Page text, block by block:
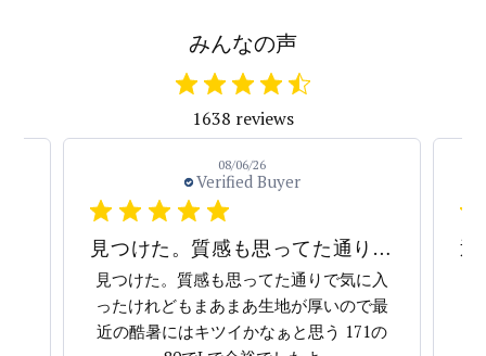
みんなの声
1638 reviews
Verified Buyer
08/06/26
迅速な発送、丁寧な梱包で好感を持ちました。 機会があれば別の商品も購入したいと思っています。
迅速な発送、丁寧な梱包で好感を持ちま
した。 機会があれば別の商品も購入した
いと思っています。